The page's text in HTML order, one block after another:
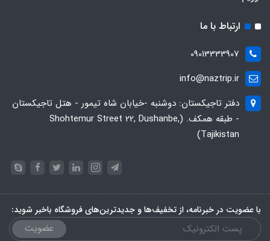
ارتباط با ما
09013333907
info@naztrip.ir
دفتر تاجیکستان: دوشنبه -خیابان شاه تیمور - هتل تاجیکستان
- طبقه همکف. (Shohtemur Street 22, Dushanbe,
Tajikistan)
با عضویت در خبرنامه، از تخفیف‌ها و جدیدترین‌های فروشگاه باخبر شوید:
عضویت